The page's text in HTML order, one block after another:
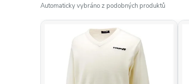
Pokyny k praní
Prát na 30 °C
Automaticky vybráno z podobných produktů